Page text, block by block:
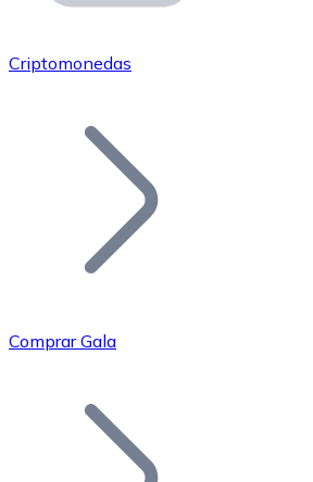
Únete a nuestra red de
Añade tu proyecto a nuestro
Bitcoin
Criptomonedas
Comprar Gala